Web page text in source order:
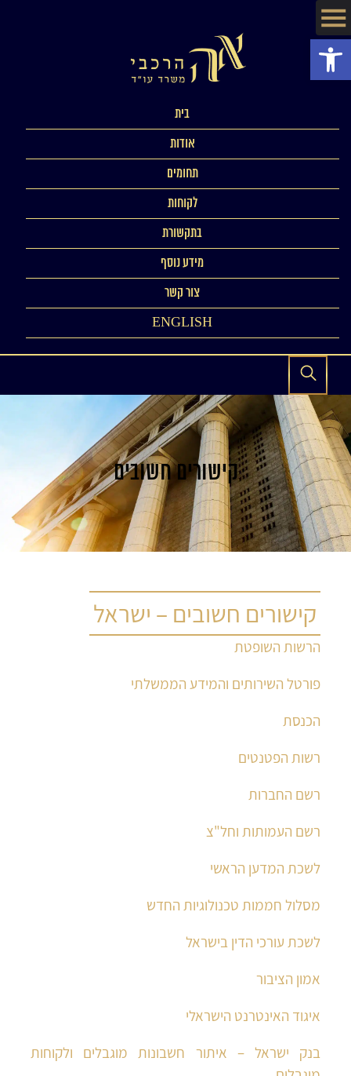
בית
אודות
תחומים
לקוחות
בתקשורת
מידע נוסף
צור קשר
ENGLISH
קישורים חשובים
קישורים חשובים – ישראל
הרשות השופטת
פורטל השירותים והמידע הממשלתי
הכנסת
רשות הפטנטים
רשם החברות
רשם העמותות וחל"צ
לשכת המדען הראשי
מסלול חממות טכנולוגיות החדש
לשכת עורכי הדין בישראל
אמון הציבור
איגוד האינטרנט הישראלי
בנק ישראל – איתור חשבונות מוגבלים ולקוחות
פתח סרגל נגישות